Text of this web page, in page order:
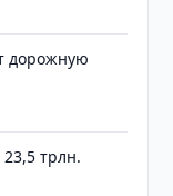
дорожную
трлн.